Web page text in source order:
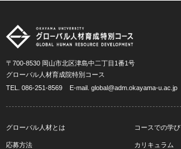
〒700-8530 岡山市北区津島中二丁目1番1号
グローバル人材育成院特別コース
TEL. 086-251-8569 E-mail. global@adm.okayama-u.ac.jp
グローバル人材とは コースでの学び
応募方法 カリキュラム